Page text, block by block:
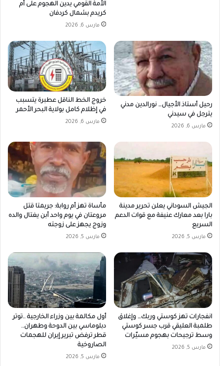
الأمة القومي يدين الهجوم على أم
كريدم بشمال كردفان
مارس 6, 2026
رحيل أستاذ الأجيال… نورالدين مدني
يترجل في سيدني
مارس 6, 2026
خروج الخط الناقل عطبرة يتسبب
في إظلام كامل بولاية البحر الأحمر
مارس 6, 2026
الجيش السوداني يعلن تحرير مدينة
بارا بعد معارك عنيفة مع قوات الدعم
السريع
مارس 5, 2026
مأساة تهز أم روابة: جريمتا قتل
مروعتان في يوم واحد أبن يغتال والده
وزوج يجهز على زوجته
مارس 5, 2026
انفجارات تهز كوستي وربك… وإغلاق
طلمبة العليقي قرب جسر كوستي
وسط ترجيحات بهجوم مسيّرات
مارس 5, 2026
أول مكالمة بين وزراء الخارجية ..توتر
دبلوماسي بين الدوحة وطهران..
قطر ترفض تبرير إيران للهجمات
الصاروخية
مارس 5, 2026